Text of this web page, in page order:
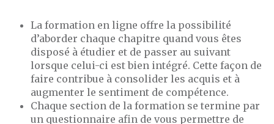
La formation en ligne offre la possibilité
d’aborder chaque chapitre quand vous êtes
disposé à étudier et de passer au suivant
lorsque celui-ci est bien intégré. Cette façon de
faire contribue à consolider les acquis et à
augmenter le sentiment de compétence.
Chaque section de la formation se termine par
un questionnaire afin de vous permettre de